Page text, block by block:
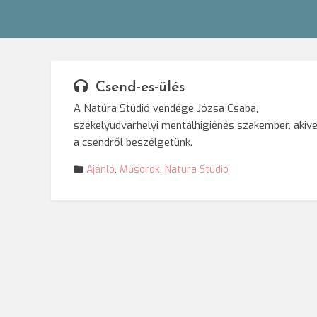
Csend-es-ülés
A Natúra Stúdió vendége Józsa Csaba,
székelyudvarhelyi mentálhigiénés szakember,
a csendről beszélgetünk.
Ajánló, Műsorok, Natura Stúdió